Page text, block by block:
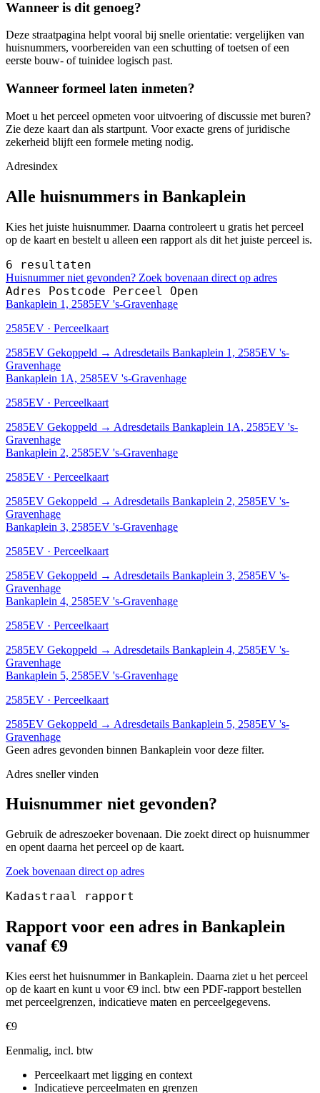
Wanneer is dit genoeg?
Deze straatpagina helpt vooral bij snelle orientatie: vergelijken van
huisnummers, voorbereiden van een schutting of toetsen of een
eerste bouw- of tuinidee logisch past.
Wanneer formeel laten inmeten?
Moet u het perceel opmeten voor uitvoering of discussie met buren?
Zie deze kaart dan als startpunt. Voor exacte grens of juridische
zekerheid blijft een formele meting nodig.
Adresindex
Alle huisnummers in Bankaplein
Kies het juiste huisnummer. Daarna controleert u gratis het perceel
op de kaart en bestelt u alleen een rapport als dit het juiste perceel is.
6 resultaten
Huisnummer niet gevonden? Zoek bovenaan direct op adres
Adres Postcode Perceel Open
Bankaplein 1, 2585EV 's-Gravenhage
2585EV · Perceelkaart
2585EV Gekoppeld → Adresdetails Bankaplein 1, 2585EV 's-
Gravenhage
Bankaplein 1A, 2585EV 's-Gravenhage
2585EV · Perceelkaart
2585EV Gekoppeld → Adresdetails Bankaplein 1A, 2585EV 's-
Gravenhage
Bankaplein 2, 2585EV 's-Gravenhage
2585EV · Perceelkaart
2585EV Gekoppeld → Adresdetails Bankaplein 2, 2585EV 's-
Gravenhage
Bankaplein 3, 2585EV 's-Gravenhage
2585EV · Perceelkaart
2585EV Gekoppeld → Adresdetails Bankaplein 3, 2585EV 's-
Gravenhage
Bankaplein 4, 2585EV 's-Gravenhage
2585EV · Perceelkaart
2585EV Gekoppeld → Adresdetails Bankaplein 4, 2585EV 's-
Gravenhage
Bankaplein 5, 2585EV 's-Gravenhage
2585EV · Perceelkaart
2585EV Gekoppeld → Adresdetails Bankaplein 5, 2585EV 's-
Gravenhage
Geen adres gevonden binnen Bankaplein voor deze filter.
Adres sneller vinden
Huisnummer niet gevonden?
Gebruik de adreszoeker bovenaan. Die zoekt direct op huisnummer
en opent daarna het perceel op de kaart.
Zoek bovenaan direct op adres
Kadastraal rapport
Rapport voor een adres in Bankaplein
vanaf €9
Kies eerst het huisnummer in Bankaplein. Daarna ziet u het perceel
op de kaart en kunt u voor €9 incl. btw een PDF-rapport bestellen
met perceelgrenzen, indicatieve maten en perceelgegevens.
€9
Eenmalig, incl. btw
Perceelkaart met ligging en context
Indicatieve perceelmaten en grenzen